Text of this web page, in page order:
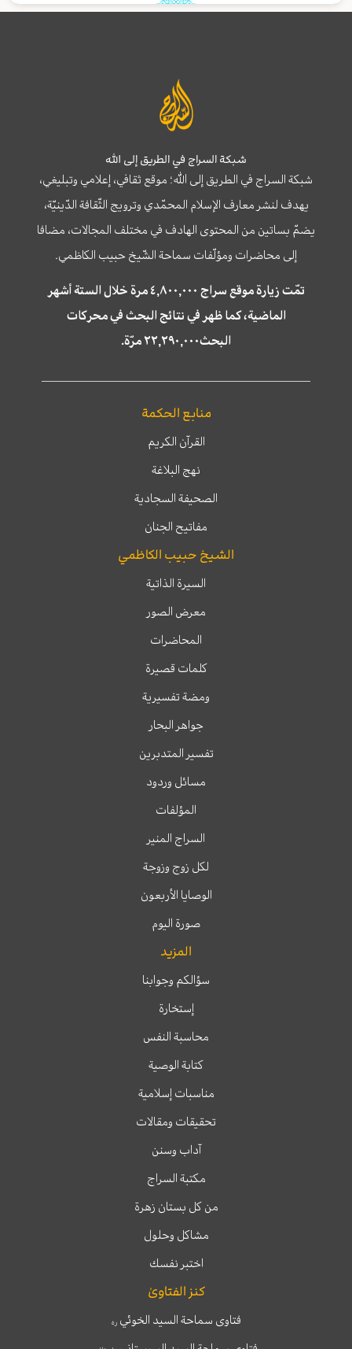
شبكة السراج في الطريق إلى الله
شبكة السراج في الطريق إلى الله؛ موقع ثقافي، إعلامي وتبليغي،
يهدف لنشر معارف الإسلام المحمّدي وترويج الثّقافة الدّينيّة،
يضمّ بساتين من المحتوى الهادف في مختلف المجالات، مضافا
إلى محاضرات ومؤلّفات سماحة الشّيخ حبيب الكاظمي.
تمّت زيارة موقع سراج ٤,٨٠٠,٠٠٠ مرة خلال الستة أشهر
الماضية، كما ظهر في نتائج البحث في محركات
البحث٢٢,٢٩٠,٠٠٠ مرّة.
منابع الحكمة
القرآن الكريم
نهج البلاغة
الصحيفة السجادية
مفاتيح الجنان
الشيخ حبيب الكاظمي
السيرة الذاتية
معرض الصور
المحاضرات
كلمات قصيرة
ومضة تفسيرية
جواهر البحار
تفسير المتدبرين
مسائل وردود
المؤلفات
السراج المنير
لكل زوج وزوجة
الوصايا الأربعون
صورة اليوم
المزيد
سؤالكم وجوابنا
إستخارة
محاسبة النفس
كتابة الوصية
مناسبات إسلامية
تحقيقات ومقالات
آداب وسنن
مكتبة السراج
من كل بستان زهرة
مشاكل وحلول
اختبر نفسك
كنز الفتاوىٰ
فتاوى سماحة السيد الخوئيره